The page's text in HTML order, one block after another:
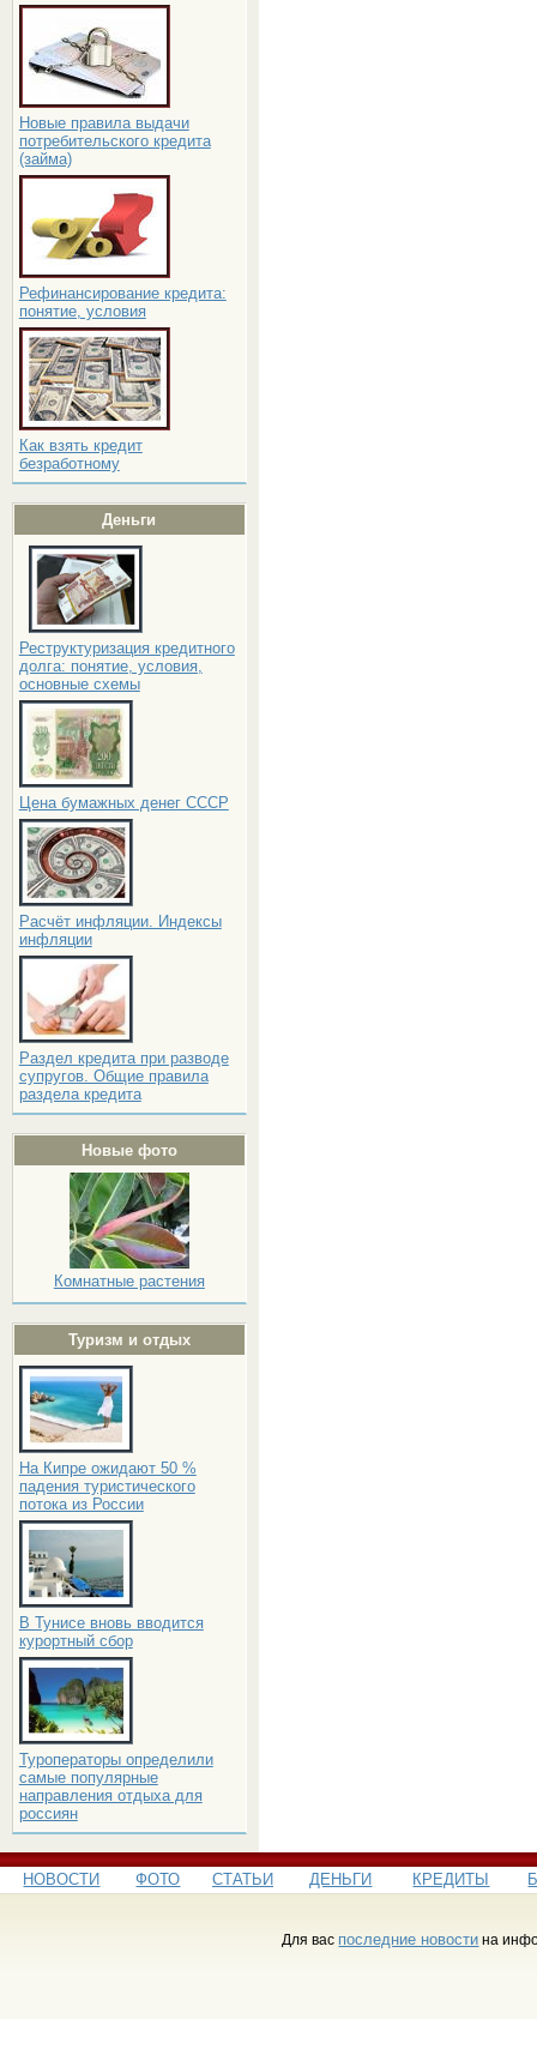
Новые правила выдачи
потребительского кредита
(займа)
Рефинансирование кредита:
понятие, условия
Как взять кредит
безработному
Деньги
Реструктуризация кредитного
долга: понятие, условия,
основные схемы
Цена бумажных денег СССР
Расчёт инфляции. Индексы
инфляции
Раздел кредита при разводе
супругов. Общие правила
раздела кредита
Новые фото
Комнатные растения
Туризм и отдых
На Кипре ожидают 50 %
падения туристического
потока из России
В Тунисе вновь вводится
курортный сбор
Туроператоры определили
самые популярные
направления отдыха для
россиян
НОВОСТИ ФОТО СТАТЬИ ДЕНЬГИ КРЕДИТЫ
Для вас последние новости на